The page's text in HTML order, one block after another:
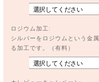
ロジウム加工:
シルバーをロジウムという金
る加工です。（有料）